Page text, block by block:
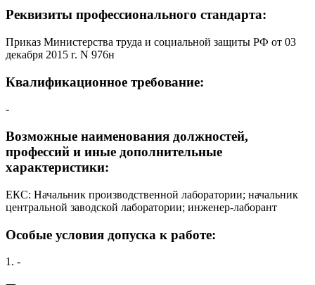
Реквизиты профессионального стандарта:
Приказ Министерства труда и социальной защиты РФ от 03
декабря 2015 г. N 976н
Квалификационное требование:
-
Возможные наименования должностей,
профессий и иные дополнительные
характеристики:
ЕКС: Начальник производственной лаборатории; начальник
центральной заводской лаборатории; инженер-лаборант
Особые условия допуска к работе:
1. -